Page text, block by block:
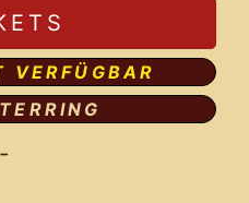
VERFÜGBAR
-